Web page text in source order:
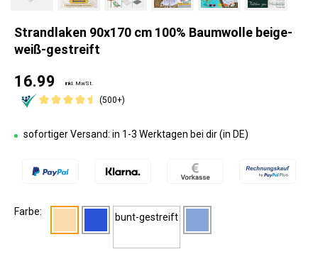
Strandlaken 90x170 cm 100% Baumwolle beige-
weiß-gestreift
16.99 inkl. MwSt.
(500+)
sofortiger Versand: in 1-3 Werktagen bei dir (in DE)
Farbe: bunt-gestreift